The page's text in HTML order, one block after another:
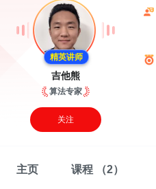
精英讲师
吉他熊
算法专家
关注
主页 课程 （2）